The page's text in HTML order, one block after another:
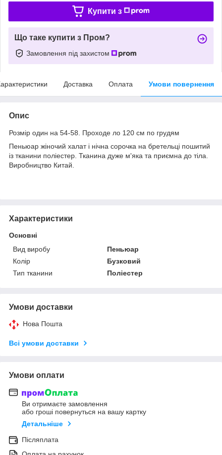
Купити з
Що таке купити з Пром?
Замовлення під захистом
Доставка Оплата Умови повернення
Опис
Розмір один на 54-58. Проходе ло 120 см по грудям
Пеньюар жіночий халат і нічна сорочка на бретельці пошитий
із тканини поліестер. Тканина дуже м'яка та приємна до тіла.
Виробництво Китай.
Характеристики
Основні
Вид виробу
Пеньюар
Колір
Бузковий
Тип тканини
Поліестер
Умови доставки
Нова Пошта
Всі умови доставки
Умови оплати
Ви отримаєте замовлення
або гроші повернуться на вашу картку
Детальніше
Післяплата